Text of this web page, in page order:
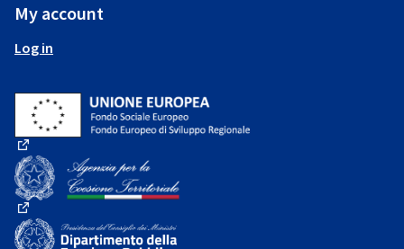
My account
Log in
(External link)
(External link)